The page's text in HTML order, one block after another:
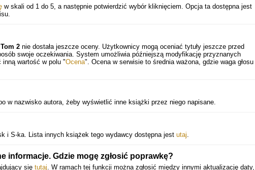
w skali od 1 do 5, a następnie potwierdzić wybór kliknięciem. Opcja ta dostępna jest
2 nie dostała jeszcze oceny. Użytkownicy mogą oceniać tytuły jeszcze przed
swoje oczekiwania. System umożliwia późniejszą modyfikację przyznanych
inną wartość w polu "Ocena". Ocena w serwisie to średnia ważona, gdzie waga głosu
w nazwisko autora, żeby wyświetlić inne książki przez niego napisane.
i S-ka. Lista innych książek tego wydawcy dostępna jest utaj.
informacje. Gdzie mogę zgłosić poprawkę?
się tutaj. W ramach tej funkcji można zgłosić między innymi aktualizację daty,